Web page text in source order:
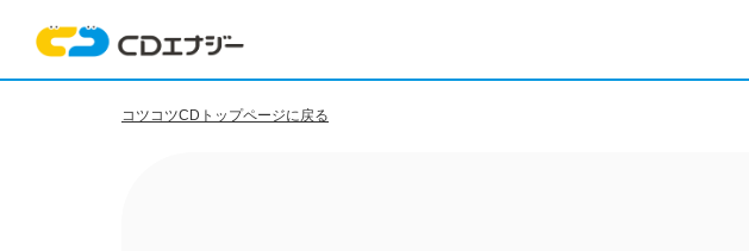
コツコツCDトップページに戻る